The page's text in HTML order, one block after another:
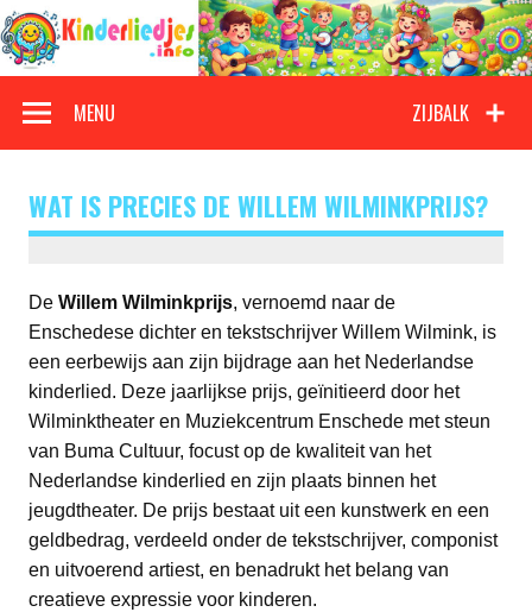
Doorgaan
naar
inhoud
Kinderliedjes
ZIJBALK
MENU
WAT IS PRECIES DE WILLEM WILMINKPRIJS?
De Willem Wilminkprijs, vernoemd naar de
Enschedese dichter en tekstschrijver Willem Wilmink, is
een eerbewijs aan zijn bijdrage aan het Nederlandse
kinderlied. Deze jaarlijkse prijs, geïnitieerd door het
Wilminktheater en Muziekcentrum Enschede met steun
van Buma Cultuur, focust op de kwaliteit van het
Nederlandse kinderlied en zijn plaats binnen het
jeugdtheater. De prijs bestaat uit een kunstwerk en een
geldbedrag, verdeeld onder de tekstschrijver, componist
en uitvoerend artiest, en benadrukt het belang van
creatieve expressie voor kinderen.